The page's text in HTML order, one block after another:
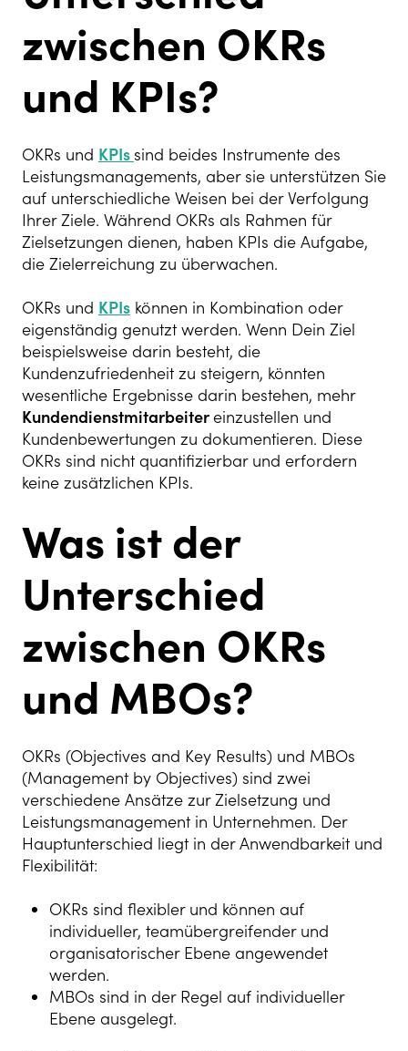
zwischen OKRs
und KPIs?
OKRs und KPIs sind beides Instrumente des
Leistungsmanagements, aber sie unterstützen Sie
auf unterschiedliche Weisen bei der Verfolgung
Ihrer Ziele. Während OKRs als Rahmen für
Zielsetzungen dienen, haben KPIs die Aufgabe,
die Zielerreichung zu überwachen.
OKRs und KPIs können in Kombination oder
eigenständig genutzt werden. Wenn Dein Ziel
beispielsweise darin besteht, die
Kundenzufriedenheit zu steigern, könnten
wesentliche Ergebnisse darin bestehen, mehr
Kundendienstmitarbeiter einzustellen und
Kundenbewertungen zu dokumentieren. Diese
OKRs sind nicht quantifizierbar und erfordern
keine zusätzlichen KPIs.
Was ist der
Unterschied
zwischen OKRs
und MBOs?
OKRs (Objectives and Key Results) und MBOs
(Management by Objectives) sind zwei
verschiedene Ansätze zur Zielsetzung und
Leistungsmanagement in Unternehmen. Der
Hauptunterschied liegt in der Anwendbarkeit und
Flexibilität:
OKRs sind flexibler und können auf
individueller, teamübergreifender und
organisatorischer Ebene angewendet
werden.
MBOs sind in der Regel auf individueller
Ebene ausgelegt.